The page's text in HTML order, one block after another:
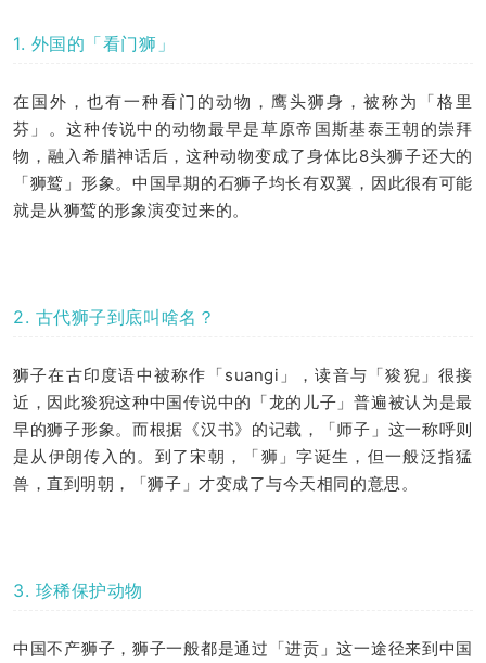
1. 外国的「看门狮」
在国外，也有一种看门的动物，鹰头狮身，被称为「格里
芬」。这种传说中的动物最早是草原帝国斯基泰王朝的崇拜
物，融入希腊神话后，这种动物变成了身体比8头狮子还大的
「狮鹫」形象。中国早期的石狮子均长有双翼，因此很有可能
就是从狮鹫的形象演变过来的。
2. 古代狮子到底叫啥名？
狮子在古印度语中被称作「suangi」，读音与「狻猊」很接
近，因此狻猊这种中国传说中的「龙的儿子」普遍被认为是最
早的狮子形象。而根据《汉书》的记载，「师子」这一称呼则
是从伊朗传入的。到了宋朝，「狮」字诞生，但一般泛指猛
兽，直到明朝，「狮子」才变成了与今天相同的意思。
3. 珍稀保护动物
中国不产狮子，狮子一般都是通过「进贡」这一途径来到中国